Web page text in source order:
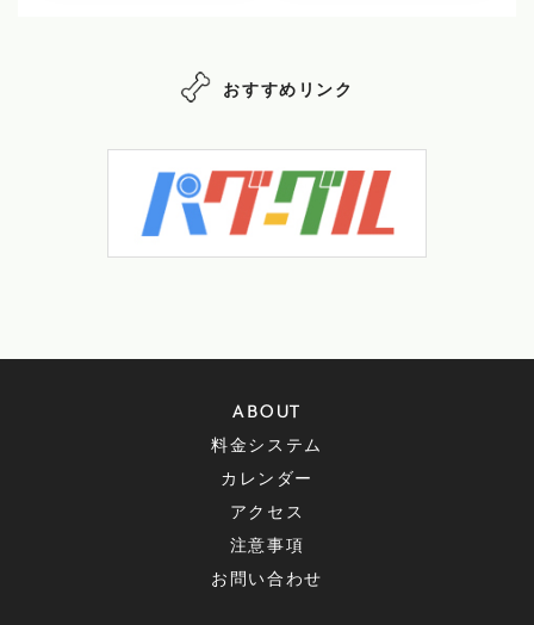
おすすめリンク
ABOUT
料金システム
カレンダー
アクセス
注意事項
お問い合わせ